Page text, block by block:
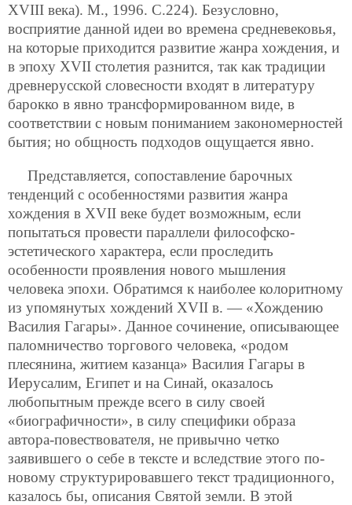
XVIII века). М., 1996. С.224). Безусловно,
восприятие данной идеи во времена средневековья,
на которые приходится развитие жанра хождения, и
в эпоху XVII столетия разнится, так как традиции
древнерусской словесности входят в литературу
барокко в явно трансформированном виде, в
соответствии с новым пониманием закономерностей
бытия; но общность подходов ощущается явно.
Представляется, сопоставление барочных
тенденций с особенностями развития жанра
хождения в XVII веке будет возможным, если
попытаться провести параллели философско-
эстетического характера, если проследить
особенности проявления нового мышления
человека эпохи. Обратимся к наиболее колоритному
из упомянутых хождений XVII в. — «Хождению
Василия Гагары». Данное сочинение, описывающее
паломничество торгового человека, «родом
плесянина, житием казанца» Василия Гагары в
Иерусалим, Египет и на Синай, оказалось
любопытным прежде всего в силу своей
«биографичности», в силу специфики образа
автора-повествователя, не привычно четко
заявившего о себе в тексте и вследствие этого по-
новому структурировавшего текст традиционного,
казалось бы, описания Святой земли. В этой